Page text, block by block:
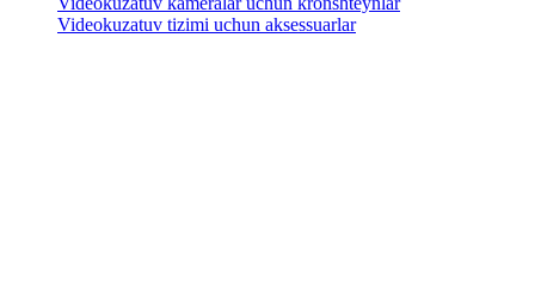
​Videokuzatuv tizimi uchun aksessuarlar